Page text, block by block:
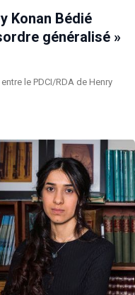
Konan Bédié
généralisé »
le PDCI/RDA de Henry